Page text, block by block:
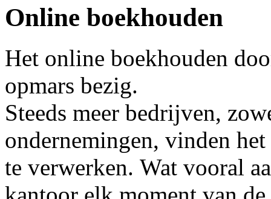
Online boekhouden
Het online boekhouden
opmars bezig.
Steeds meer bedrijven,
ondernemingen, vinden
te verwerken. Wat vooral